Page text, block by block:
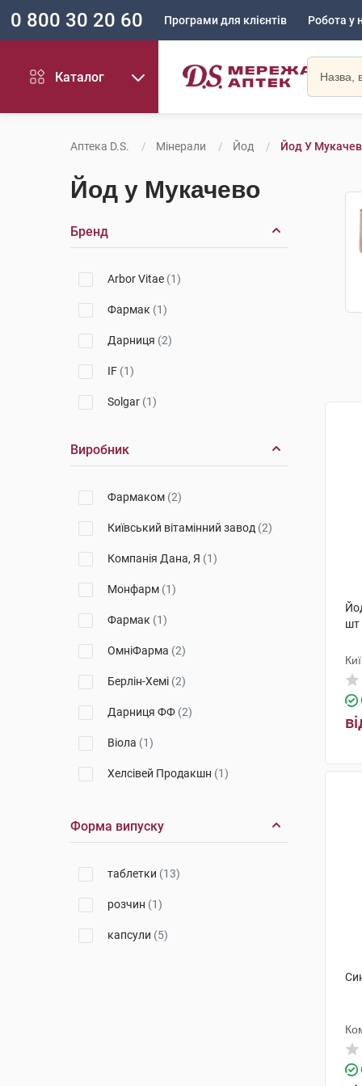
0 800 30 20 60 Програми для клієнтів Робота у
Каталог
Аптека D.S. Мінерали Йод Йод У
Йод у Мукачево
Бренд
Arbor Vitae (1)
Фармак (1)
Дарниця (2)
IF (1)
Solgar (1)
Виробник
Фармаком (2)
Київський вітамінний завод (2)
Компанія Дана, Я (1)
Монфарм (1)
Фармак (1)
ОмніФарма (2)
Берлін-Хемі (2)
Дарниця ФФ (2)
Віола (1)
Хелсівей Продакшн (1)
Нутрімед(2)
Форма випуску
таблетки (13)
розчин (1)
капсули (5)
шт